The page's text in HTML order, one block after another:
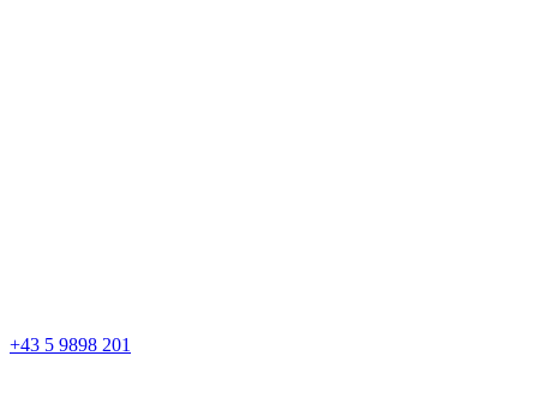
+43 5 9898 201